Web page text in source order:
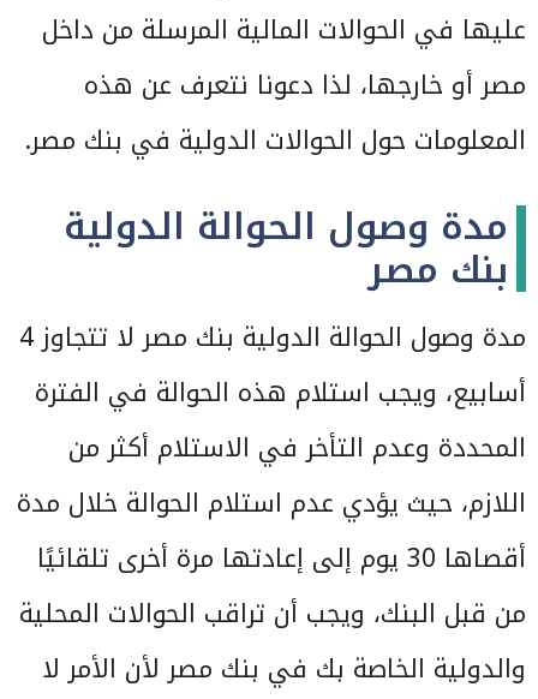
عليها في الحوالات المالية المرسلة من داخل
مصر أو خارجها، لذا دعونا نتعرف عن هذه
المعلومات حول الحوالات الدولية في بنك مصر.
مدة وصول الحوالة الدولية
بنك مصر
مدة وصول الحوالة الدولية بنك مصر لا تتجاوز 4
أسابيع، ويجب استلام هذه الحوالة في الفترة
المحددة وعدم التأخر في الاستلام أكثر من
اللازم، حيث يؤدي عدم استلام الحوالة خلال مدة
أقصاها 30 يوم إلى إعادتها مرة أخرى تلقائيًا
من قبل البنك، ويجب أن تراقب الحوالات المحلية
والدولية الخاصة بك في بنك مصر لأن الأمر لا